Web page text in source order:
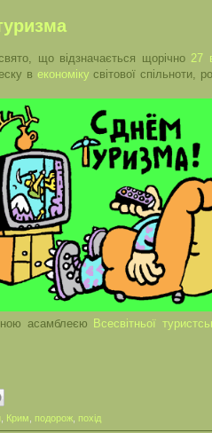
що відзначається щорічно 27
в економіку світової спільноти,
асамблеєю Всесвітньої
, Крим подорож, похід